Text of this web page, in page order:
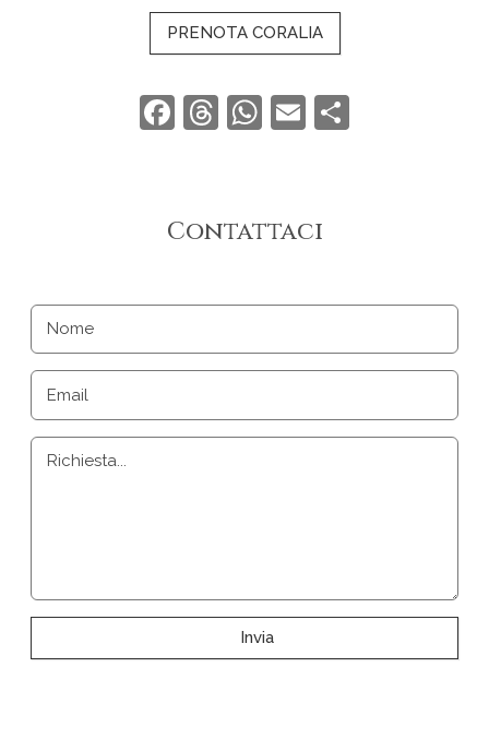
PRENOTA CORALIA
Facebook
Threads
WhatsApp
Email
Contattaci
Nome
Email
Richiesta...
Invia